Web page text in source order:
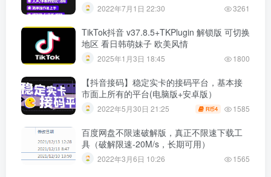
2022年7月1日 22:30 3261
TikTok抖音 v37.8.5+TKPlugin 解锁版 可切换
地区 看日韩萌妹子 欧美风情
2025年1月3日 18:45 1800
【抖音接码】稳定实卡的接码平台，基本接
市面上所有的平台(电脑版+安卓版）
2022年5月30日 21:25 R币4 1585
百度网盘不限速破解版，真正不限速下载工
具（破解限速-20M/s，长期可用）
2022年3月6日 10:26 1565